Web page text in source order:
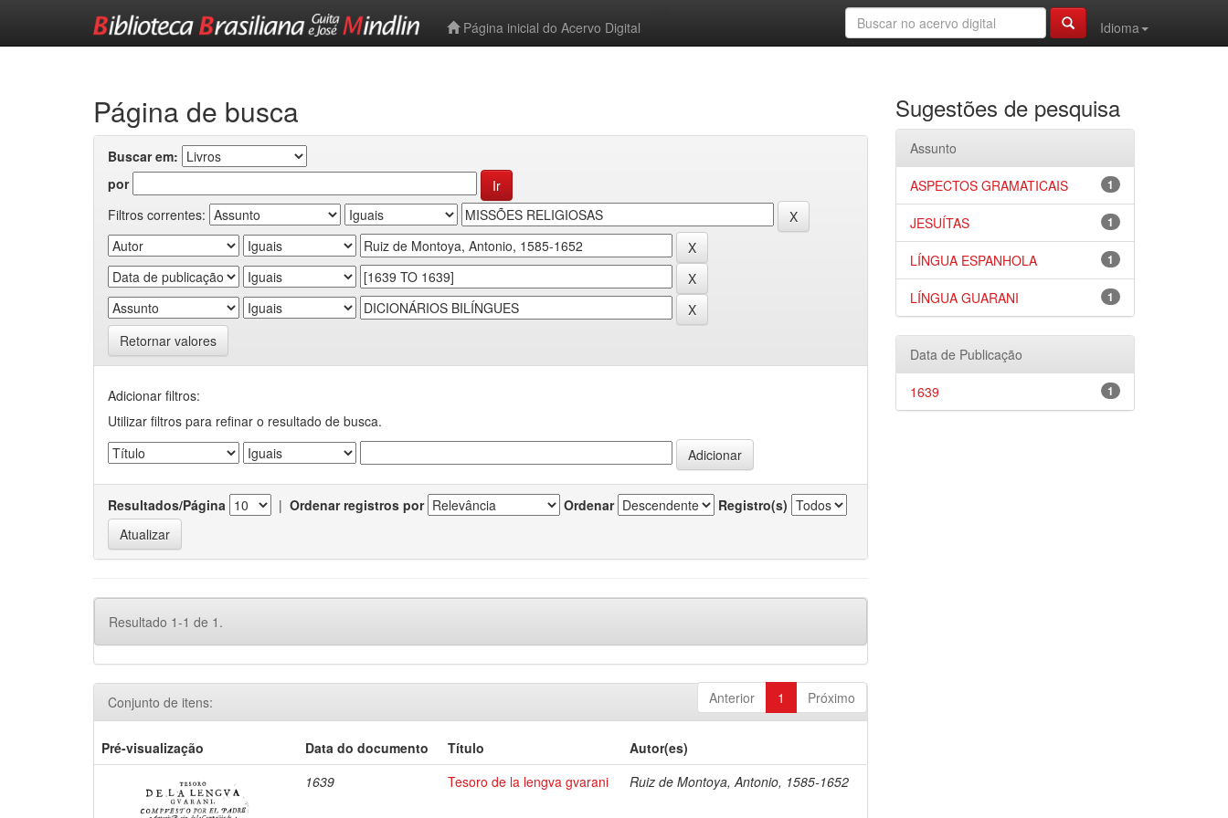
Página inicial do Acervo Digital
Idioma
Página de busca
Buscar em:
por
Filtros correntes:
Retornar valores
Adicionar filtros:
Utilizar filtros para refinar o resultado de busca.
Resultados/Página | Ordenar registros por Ordenar Registro(s)
Resultado 1-1 de 1.
Anterior 1 Próximo
Conjunto de itens:
Pré-visualização Data do documento Título
Autor(es)
1639
Tesoro de la lengva gvarani Ruiz de Montoya, Antonio, 1585-1652
Sugestões de pesquisa
Assunto
1
ASPECTOS GRAMATICAIS
1
JESUÍTAS
1
LÍNGUA ESPANHOLA
1
LÍNGUA GUARANI
Data de Publicação
1
1639